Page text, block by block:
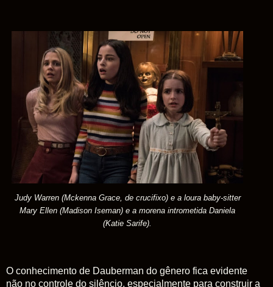
Judy Warren (Mckenna Grace, de crucifixo) e a loura baby-sitter
Mary Ellen (Madison Iseman) e a morena intrometida Daniela
(Katie Sarife).
O conhecimento de Dauberman do gênero fica evidente
não no controle do silêncio, especialmente para construir a